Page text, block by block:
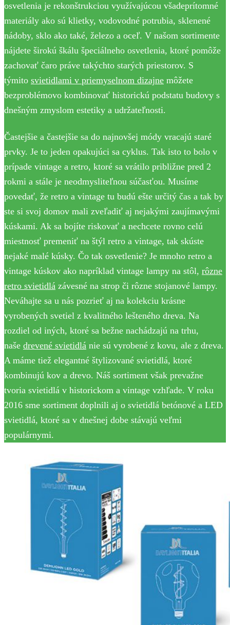
osvetlenia je rekonštrukciou využívajúcou všadeprítomné
materiály ako sú klietky, vodovodné potrubia, sklenené
nádoby, sklo ako také, železo a oceľ. V našom sortimente
nájdete širokú škálu špeciálneho osvetlenia, ktoré pomôže
zachovať čaro práve takýchto starých priestorov. S
týmito svietidlami v priemyselnom dizajne môžete
bezproblémovo kombinovať historickú podstatu budovy s
dnešným zmyslom estetiky a udržateľnosti.
Častejšie a častejšie sa do najnovšej módy vracajú staré
prvky. Je to jeden opakujúci sa cyklus. Tak isto to bolo v
prípade vintage a retro, ktoré sa vrátilo približne pred 2
rokmi a stále je neodmysliteľnou súčasťou. Musíme
povedať, že retro a vintage tu budú ešte určitý čas a tak by
ste si svoj domov mali zveľadiť aj nejakými zaujímavými
kúskami. Ak sa bojíte riskovať a nechcete rovno celú
miestnosť premeniť na štýl retro a vintage, tak skúste
nejaké malé kúsky. Čo tak osvetlenie? Je mnoho retro a
vintage kúskov ako napríklad vintage lampy na stôl, rôzne
retro svietidlá závesné na strop či rôzne stojanové lampy.
Neváhajte sa u nás pozrieť aj na kolekciu krásne
vyrobených svetiel z kvalitného lešteného dreva. Na
rozdiel od iných, ktoré sa bežne nachádzajú na trhu,
naše drevené svietidlá nie sú vyrobené z kovu, ale z dreva.
A máme tiež elegantné štylizované svietidlá, ktoré
kombinujú kov a drevo. Náš sortiment však prevažne
tvoria svietidlá v historickom a vintage vzhľade. V roku
2016 sme sortiment doplnili aj o svietidlá betónové a LED
svietidlá, ktoré sa v dnešnej dobe stávajú veľmi
populárnymi.